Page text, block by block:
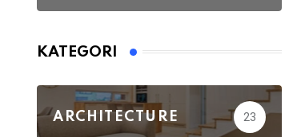
KATEGORI
ARCHITECTURE 23